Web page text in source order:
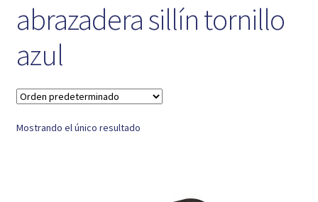
menú
hijo
Automóvil
Mi cuenta
Contacto
abrazadera sillín tornillo
azul
Mostrando el único resultado